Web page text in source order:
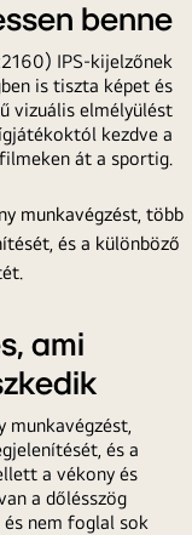
benne
IPS-kijelzőnek
is tiszta képet és
vizuális elmélyülést
kezdve a
filmeken át a sportig.
ami
és a
a vékony és
a dőlésszög
nem foglal sok